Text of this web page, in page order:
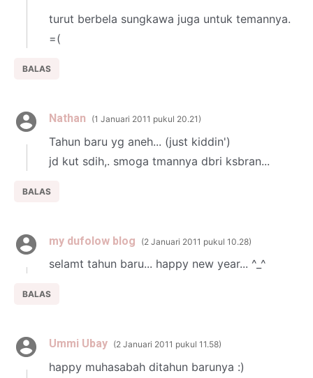
turut berbela sungkawa juga untuk temannya.
=(
BALAS
Nathan 1 Januari 2011 pukul 20.21
Tahun baru yg aneh... (just kiddin')
jd kut sdih,. smoga tmannya dbri ksbran...
BALAS
my dufolow blog 2 Januari 2011 pukul 10.28
selamt tahun baru... happy new year... ^_^
BALAS
Ummi Ubay 2 Januari 2011 pukul 11.58
happy muhasabah ditahun barunya :)